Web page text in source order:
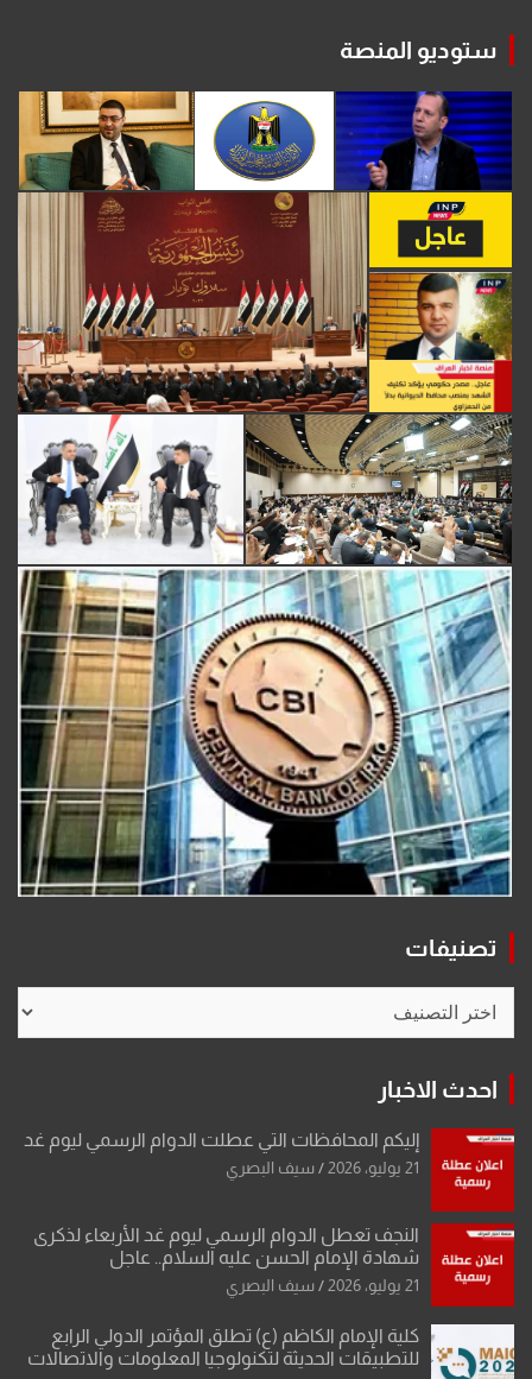
ستوديو المنصة
تصنيفات
احدث الاخبار
إليكم المحافظات التي عطلت الدوام الرسمي ليوم غد
21 يوليو، 2026 سيف البصري
النجف تعطل الدوام الرسمي ليوم غد الأربعاء لذكرى
شهادة الإمام الحسن عليه السلام.. عاجل
21 يوليو، 2026 سيف البصري
كلية الإمام الكاظم (ع) تطلق المؤتمر الدولي الرابع
للتطبيقات الحديثة لتكنولوجيا المعلومات والاتصالات